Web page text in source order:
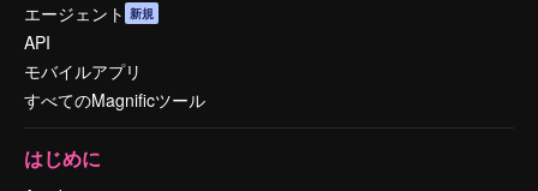
エージェント 新規
API
モバイルアプリ
すべてのMagnificツール
はじめに